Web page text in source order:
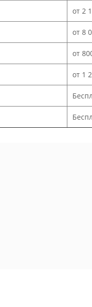
от 2
от 8
от
от 1